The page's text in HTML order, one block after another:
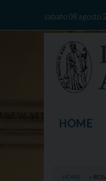
sabato 08 agosto
HOME
HOME »